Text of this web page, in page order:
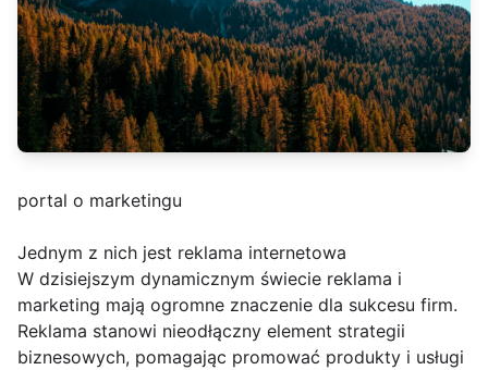
portal o marketingu
Jednym z nich jest reklama internetowa
W dzisiejszym dynamicznym świecie reklama i
marketing mają ogromne znaczenie dla sukcesu firm.
Reklama stanowi nieodłączny element strategii
biznesowych, pomagając promować produkty i usługi